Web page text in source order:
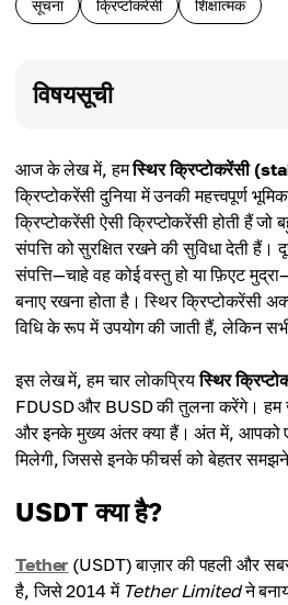
सूचना क्रिप्टोकरेंसी शिक्षात्मक
विषयसूची
आज के लेख में, हमस्थिर क्रिप्टोकरेंसी
क्रिप्टोकरेंसी दुनिया में उनकी महत्त्वपूर्ण
क्रिप्टोकरेंसी ऐसी क्रिप्टोकरेंसी होती हैं
संपत्ति को सुरक्षित रखने की सुविधा देती हैं।
संपत्ति—चाहे वह कोई वस्तु हो या फ़िएट
बनाए रखना होता है। स्थिर क्रिप्टोकरेंसी
विधि के रूप में उपयोग की जाती हैं, लेकिन
इस लेख में, हम चार लोकप्रियस्थिर
FDUSD और BUSD की तुलना करेंगे। हम
और इनके मुख्य अंतर क्या हैं। अंत में, आपको
मिलेगी, जिससे इनके फीचर्स को बेहतर समझने
USDT क्या है?
Tether (USDT) बाज़ार की पहली और
है, जिसे 2014 में Tether Limitedने